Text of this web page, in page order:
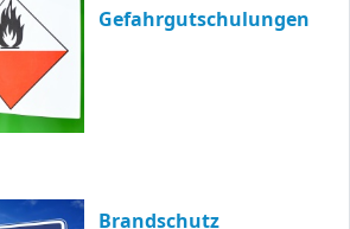
Gefahrgutschulungen
Brandschutz